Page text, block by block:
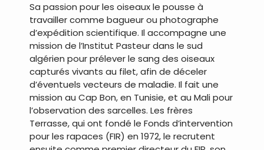
Sa passion pour les oiseaux le pousse à
travailler comme bagueur ou photographe
d’expédition scientifique. Il accompagne une
mission de l’Institut Pasteur dans le sud
algérien pour prélever le sang des oiseaux
capturés vivants au filet, afin de déceler
d’éventuels vecteurs de maladie. Il fait une
mission au Cap Bon, en Tunisie, et au Mali pour
l’observation des sarcelles. Les frères
Terrasse, qui ont fondé le Fonds d’intervention
pour les rapaces (FIR) en 1972, le recrutent